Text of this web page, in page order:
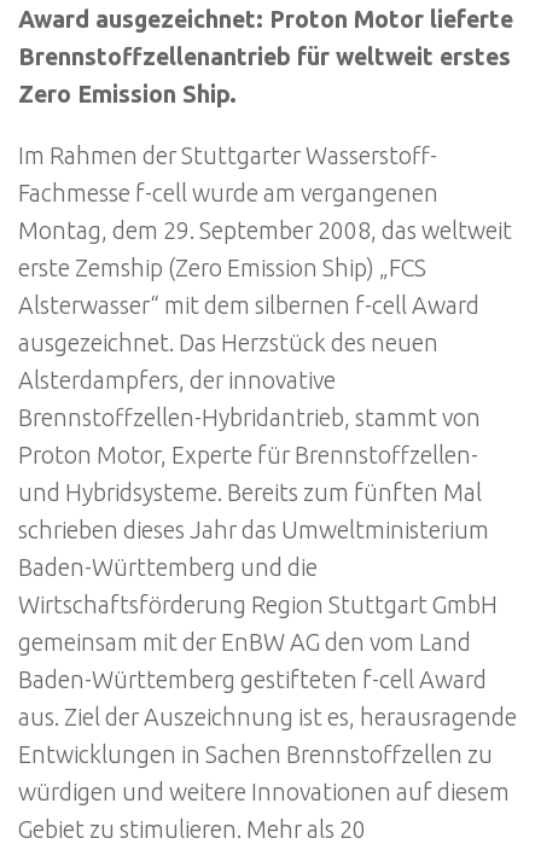
Award ausgezeichnet: Proton Motor lieferte
Brennstoffzellenantrieb für weltweit erstes
Zero Emission Ship.
Im Rahmen der Stuttgarter Wasserstoff-
Fachmesse f-cell wurde am vergangenen
Montag, dem 29. September 2008, das weltweit
erste Zemship (Zero Emission Ship) „FCS
Alsterwasser“ mit dem silbernen f-cell Award
ausgezeichnet. Das Herzstück des neuen
Alsterdampfers, der innovative
Brennstoffzellen-Hybridantrieb, stammt von
Proton Motor, Experte für Brennstoffzellen-
und Hybridsysteme. Bereits zum fünften Mal
schrieben dieses Jahr das Umweltministerium
Baden-Württemberg und die
Wirtschaftsförderung Region Stuttgart GmbH
gemeinsam mit der EnBW AG den vom Land
Baden-Württemberg gestifteten f-cell Award
aus. Ziel der Auszeichnung ist es, herausragende
Entwicklungen in Sachen Brennstoffzellen zu
würdigen und weitere Innovationen auf diesem
Gebiet zu stimulieren. Mehr als 20